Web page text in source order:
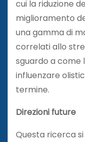
cui la riduzione
miglioramento
una gamma di
correlati allo
sguardo a
influenzare
termine.
Direzioni future
Questa ricerca